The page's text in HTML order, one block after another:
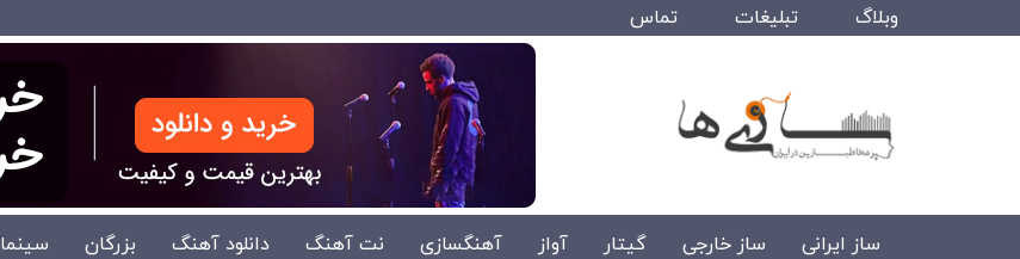
وبلاگ تبلیغات تماس
ساز ایرانی ساز خارجی گیتار آواز آهنگسازی نت آهنگ دانلود آهنگ بزرگان سینما